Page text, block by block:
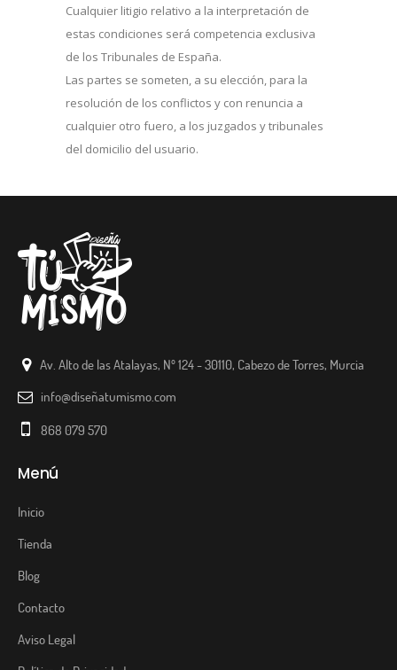
Cualquier litigio relativo a la interpretación de
estas condiciones será competencia exclusiva
de los Tribunales de España.
Las partes se someten, a su elección, para la
resolución de los conflictos y con renuncia a
cualquier otro fuero, a los juzgados y tribunales
del domicilio del usuario.
Av. Alto de las Atalayas, Nº 124 - 30110, Cabezo de Torres, Murcia
info@diseñatumismo.com
868 079 570
Menú
Inicio
Tienda
Blog
Contacto
Aviso Legal